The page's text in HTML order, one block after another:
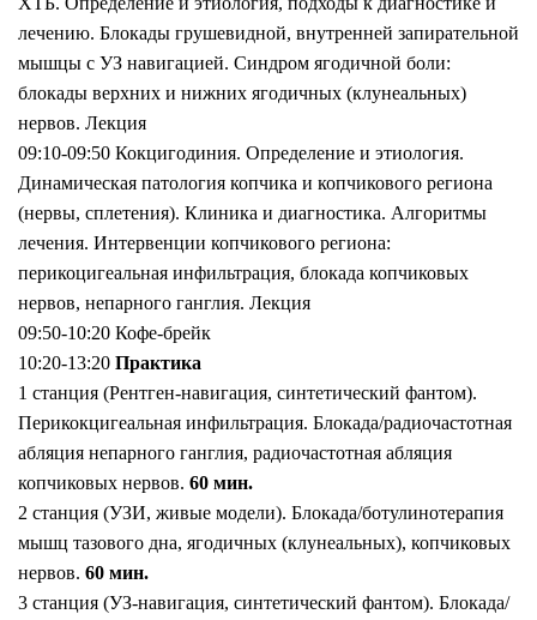
лечению. Блокады грушевидной, внутренней запирательной
мышцы с УЗ навигацией. Синдром ягодичной боли:
блокады верхних и нижних ягодичных (клунеальных)
нервов. Лекция
09:10-09:50 Кокцигодиния. Определение и этиология.
Динамическая патология копчика и копчикового региона
(нервы, сплетения). Клиника и диагностика. Алгоритмы
лечения. Интервенции копчикового региона:
перикоцигеальная инфильтрация, блокада копчиковых
нервов, непарного ганглия. Лекция
09:50-10:20 Кофе-брейк
10:20-13:20 Практика
1 станция (Рентген-навигация, синтетический фантом).
Перикокцигеальная инфильтрация. Блокада/радиочастотная
абляция непарного ганглия, радиочастотная абляция
копчиковых нервов. 60 мин.
2 станция (УЗИ, живые модели). Блокада/ботулинотерапия
мышц тазового дна, ягодичных (клунеальных), копчиковых
нервов. 60 мин.
3 станция (УЗ-навигация, синтетический фантом). Блокада/